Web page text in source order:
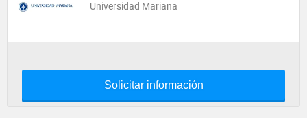
Universidad Mariana
Solicitar información